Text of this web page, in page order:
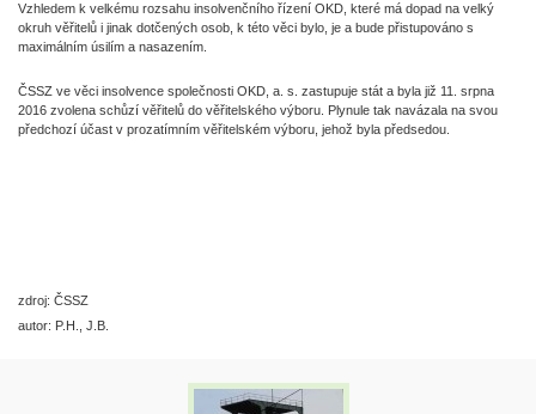
Vzhledem k velkému rozsahu insolvenčního řízení OKD, které má dopad na velký
okruh věřitelů i jinak dotčených osob, k této věci bylo, je a bude přistupováno s
maximálním úsilím a nasazením.
ČSSZ ve věci insolvence společnosti OKD, a. s. zastupuje stát a byla již 11. srpna
2016 zvolena schůzí věřitelů do věřitelského výboru. Plynule tak navázala na svou
předchozí účast v prozatímním věřitelském výboru, jehož byla předsedou.
zdroj: ČSSZ
autor: P.H., J.B.